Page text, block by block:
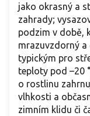
jako okrasný a
zahrady;
podzim v době,
mrazuvzdorný
typickým pro
teploty pod –20
o rostlinu
vlhkosti a
zimním klidu či